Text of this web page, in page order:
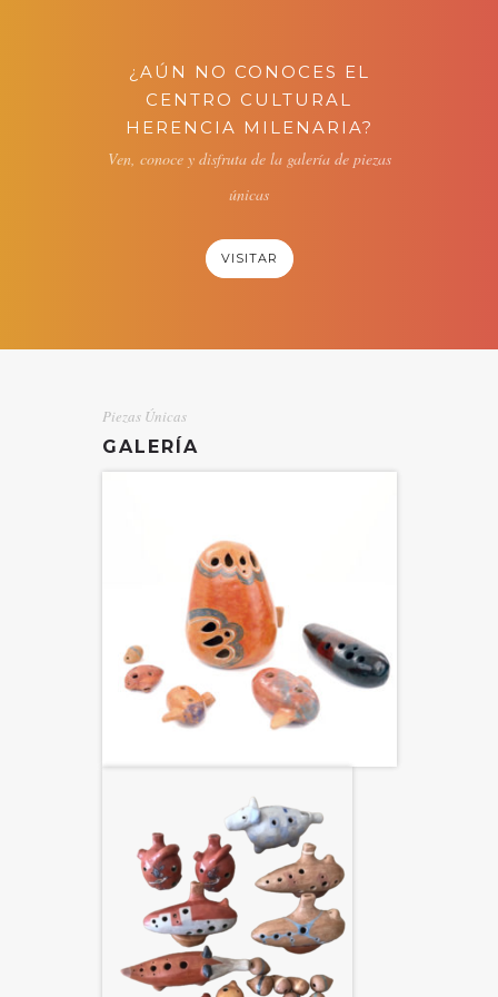
¿AÚN NO CONOCES EL
CENTRO CULTURAL
HERENCIA MILENARIA?
Ven, conoce y disfruta de la galería de piezas
únicas
VISITAR
Piezas Únicas
GALERÍA